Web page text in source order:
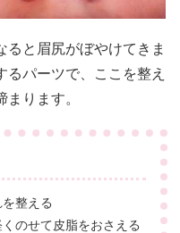
と眉尻がぼやけてきま
パーツで、ここを整え
ります。
整える
のせて皮脂をおさえる